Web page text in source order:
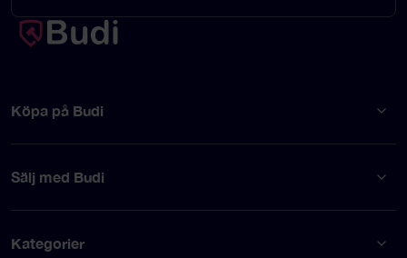
Köpa på Budi
Sälj med Budi
Kategorier